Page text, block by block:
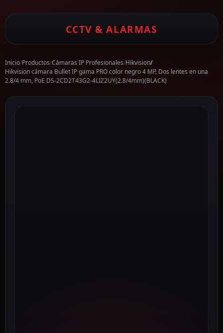
CCTV & ALARMAS
Inicio/Productos/Cámaras IP Profesionales/Hikvision/
Hikvision cámara Bullet IP gama PRO color negro 4 MP, Dos lentes en una
2.8/4 mm, PoE DS-2CD2T43G2-4LIZ2UY(2.8/4mm)(BLACK)